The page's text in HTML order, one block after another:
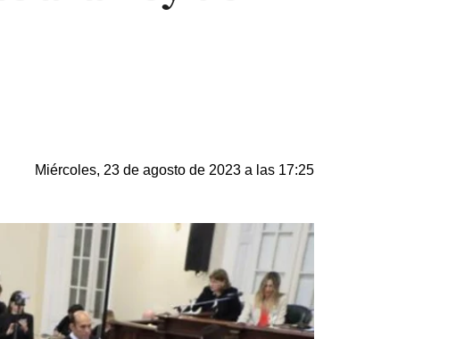
Miércoles, 23 de agosto de 2023 a las 17:25